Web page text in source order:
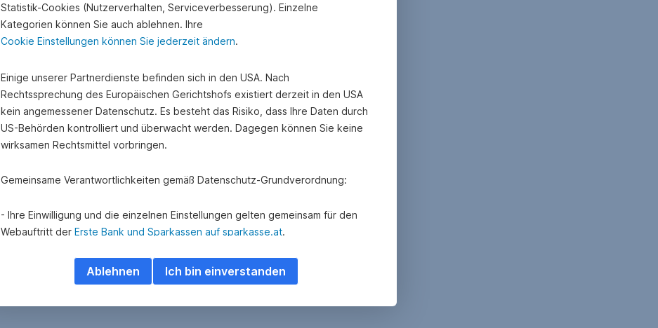
Statistik-Cookies (Nutzerverhalten, Serviceverbesserung). Einzelne
Kategorien können Sie auch ablehnen. Ihre
Cookie Einstellungen können Sie jederzeit ändern.
Einige unserer Partnerdienste befinden sich in den USA. Nach
Rechtssprechung des Europäischen Gerichtshofs existiert derzeit in den USA
kein angemessener Datenschutz. Es besteht das Risiko, dass Ihre Daten durch
US-Behörden kontrolliert und überwacht werden. Dagegen können Sie keine
wirksamen Rechtsmittel vorbringen.
Gemeinsame Verantwortlichkeiten gemäß Datenschutz-Grundverordnung:
- Ihre Einwilligung und die einzelnen Einstellungen gelten gemeinsam für den
Webauftritt der Erste Bank und Sparkassen auf sparkasse.at.
- Mit Adform A/S besteht eine gemeinsame Verantwortlichkeit hinsichtlich
Erhebung und Übermittlung personenbezogener Daten über das Adform
Ich bin einverstanden
Ablehnen